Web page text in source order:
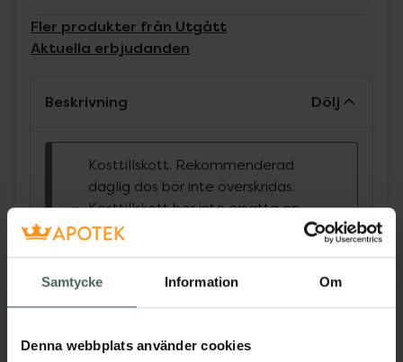
Samtycke Information Om
Denna webbplats använder cookies
Fler produkter från Utgått
Aktuella erbjudanden
Beskrivning Dölj
Kosttillskott. Rekommenderad
daglig dos bör inte överskridas.
Kosttillskott bör inte ersätta en
varierad kost och en hälsosam
små barn.
KIKI Health Alkaline Infusion är ett finmalet
av alkaliska mineraler som magnesium,